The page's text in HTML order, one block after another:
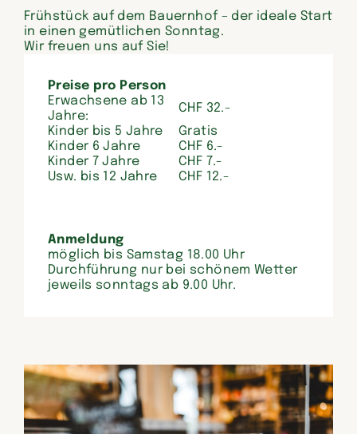
Frühstück auf dem Bauernhof – der ideale Start
in einen gemütlichen Sonntag.
Wir freuen uns auf Sie!
Preise pro Person
Erwachsene ab 13
Jahre:
CHF 32.-
Kinder bis 5 Jahre
Gratis
Kinder 6 Jahre
CHF 6.-
Kinder 7 Jahre
CHF 7.-
Usw. bis 12 Jahre
CHF 12.-
Anmeldung
möglich bis Samstag 18.00 Uhr
Durchführung nur bei schönem Wetter
jeweils sonntags ab 9.00 Uhr.